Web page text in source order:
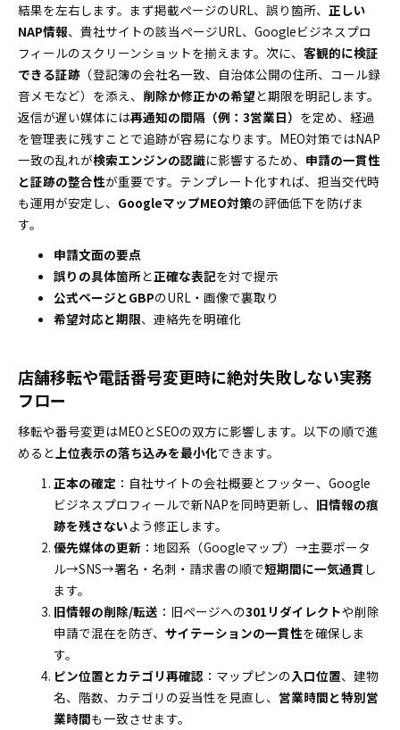
結果を左右します。まず掲載ページのURL、誤り箇所、 正しい
NAP情報、貴社サイトの該当ページURL、Googleビジネスプロ
フィールのスクリーンショットを揃えます。次に、 客観的に検証
できる証跡 （登記簿の会社名一致、自治体公開の住所、コール録
音メモなど）を添え、 削除か修正かの希望と期限を明記します。
返信が遅い媒体には再通知の間隔（例：3営業日） を定め、経過
を管理表に残すことで追跡が容易になります。MEO対策ではNAP
一致の乱れが検索エンジンの認識に影響するため、 申請の一貫性
と証跡の整合性が重要です。テンプレート化すれば、担当交代時
も運用が安定し、 GoogleマップMEO対策の評価低下を防げま
す。
申請文面の要点
誤りの具体箇所と正確な表記を対で提示
公式ページとGBPのURL・画像で裏取り
希望対応と期限、連絡先を明確化
店舗移転や電話番号変更時に絶対失敗しない実務
フロー
移転や番号変更はMEOとSEOの双方に影響します。以下の順で進
めると上位表示の落ち込みを最小化できます。
正本の確定 ：自社サイトの会社概要とフッター、Google
ビジネスプロフィールで新NAPを同時更新し、 旧情報の痕
跡を残さないよう修正します。
優先媒体の更新 ：地図系（Googleマップ）→主要ポータ
ル→SNS→署名・名刺・請求書の順で短期間に一気通貫 し
ます。
旧情報の削除/転送 ：旧ページへの301リダイレクトや削除
申請で混在を防ぎ、 サイテーションの一貫性を確保しま
す。
ピン位置とカテゴリ再確認 ：マップピンの入口位置、建物
名、階数、カテゴリの妥当性を見直し、 営業時間と特別営
業時間も一致させます。